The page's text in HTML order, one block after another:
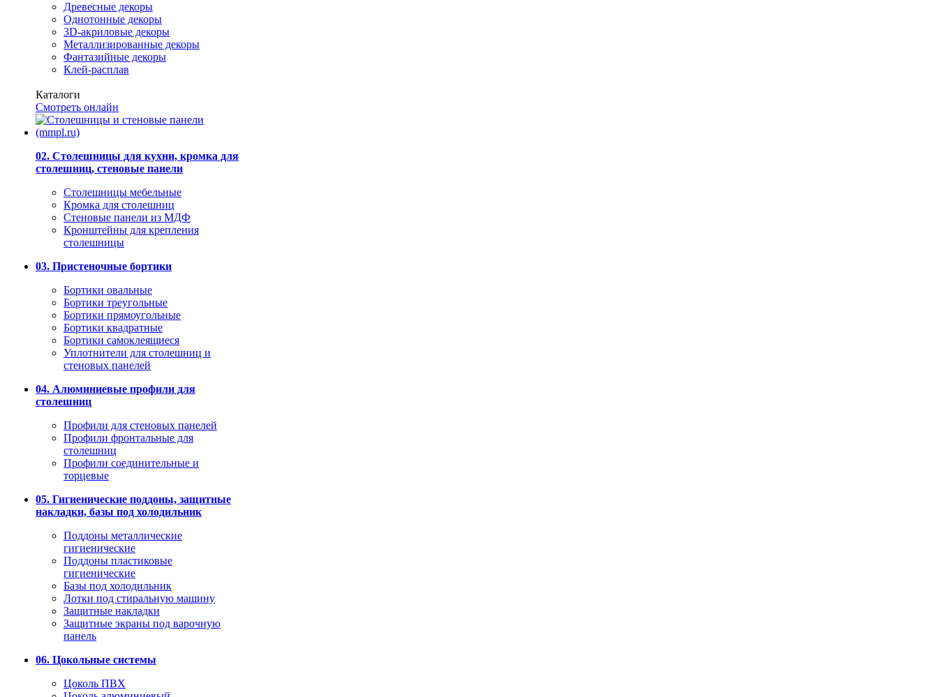
Древесные декоры
Однотонные декоры
3D-акриловые декоры
Металлизированные декоры
Фантазийные декоры
Клей-расплав
Каталоги
Смотреть онлайн
02. Столешницы для кухни, кромка для
столешниц, стеновые панели
Столешницы мебельные
Кромка для столешниц
Стеновые панели из МДФ
Кронштейны для крепления
столешницы
03. Пристеночные бортики
Бортики овальные
Бортики треугольные
Бортики прямоугольные
Бортики квадратные
Бортики самоклеящиеся
Уплотнители для столешниц и
стеновых панелей
04. Алюминиевые профили для
столешниц
Профили для стеновых панелей
Профили фронтальные для
столешниц
Профили соединительные и
торцевые
05. Гигиенические поддоны, защитные
накладки, базы под холодильник
Поддоны металлические
гигиенические
Поддоны пластиковые
гигиенические
Базы под холодильник
Лотки под стиральную машину
Защитные накладки
Защитные экраны под варочную
панель
06. Цокольные системы
Цоколь ПВХ